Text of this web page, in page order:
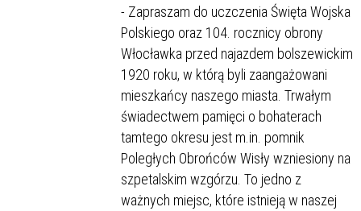
- Zapraszam do uczczenia Święta Wojska
Polskiego oraz 104. rocznicy obrony
Włocławka przed najazdem bolszewickim
1920 roku, w którą byli zaangażowani
mieszkańcy naszego miasta. Trwałym
świadectwem pamięci o bohaterach
tamtego okresu jest m.in. pomnik
Poległych Obrońców Wisły wzniesiony na
szpetalskim wzgórzu. To jedno z
ważnych miejsc, które istnieją w naszej